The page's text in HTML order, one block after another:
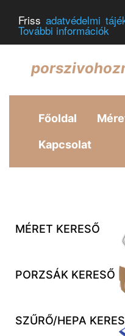
Frissadatvédelmi
További információk
Főoldal
Kapcsolat
MÉRET KERESŐ
PORZSÁK KERESŐ
SZŰRŐ/HEPA